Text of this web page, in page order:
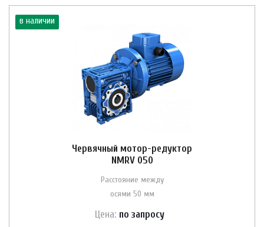
в наличии
Червячный мотор-редуктор
NMRV 050
Расстояние между
осями 50 мм
Цена: по запросу